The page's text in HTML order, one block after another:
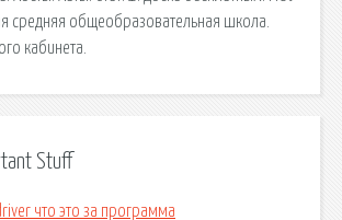
средняя общеобразовательная школа.
кабинета.
Stuff
что это за программа